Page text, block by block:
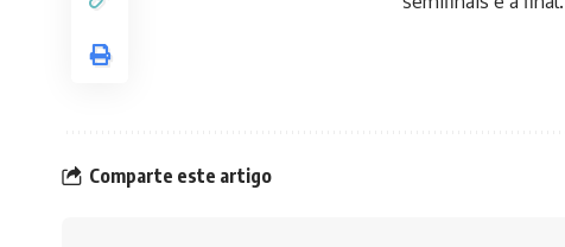
Comparte este artigo